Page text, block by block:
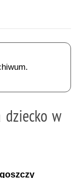
dziecko w